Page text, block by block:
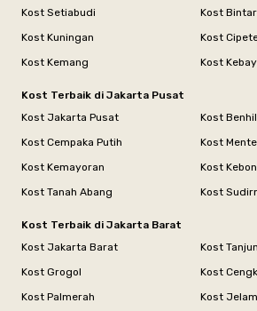
Kost Setiabudi
Kost
Kost Kuningan
Kost
Kost Kemang
Kost
Kost Terbaik di Jakarta Pusat
Kost Jakarta Pusat
Kost Benhil
Kost Cempaka Putih
Kost
Kost Kemayoran
Kost
Kost Tanah Abang
Kost
Kost Terbaik di Jakarta Barat
Kost Jakarta Barat
Kost
Kost Grogol
Kost
Kost Palmerah
Kost